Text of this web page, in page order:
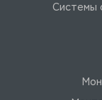
Системы